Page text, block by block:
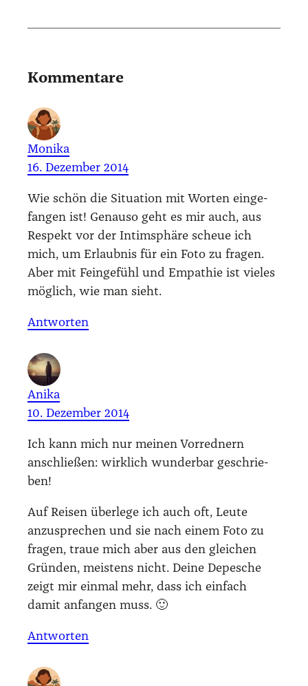
Kommentare
Monika
16. Dezember 2014
Wie schön die Situa­ti­on mit Wor­ten ein­ge­
fan­gen ist! Genau­so geht es mir auch, aus
Respekt vor der Intim­sphä­re scheue ich
mich, um Erlaub­nis für ein Foto zu fra­gen.
Aber mit Fein­ge­fühl und Empa­thie ist vie­les
mög­lich, wie man sieht.
Antworten
Anika
10. Dezember 2014
Ich kann mich nur mei­nen Vor­red­nern
anschlie­ßen: wirk­lich wun­der­bar geschrie­
ben!
Auf Rei­sen über­le­ge ich auch oft, Leu­te
anzu­spre­chen und sie nach einem Foto zu
fra­gen, traue mich aber aus den glei­chen
Grün­den, meis­tens nicht. Dei­ne Depe­sche
zeigt mir ein­mal mehr, dass ich ein­fach
damit anfan­gen muss. 🙂
Antworten